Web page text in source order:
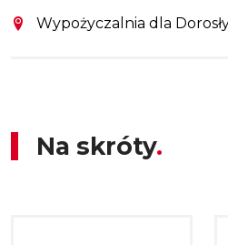
Wypożyczalnia dla
Na skróty